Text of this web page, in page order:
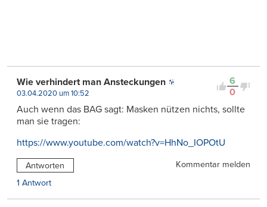
6
0
Wie verhindert man Ansteckungen
03.04.2020 um 10:52
Auch wenn das BAG sagt: Masken nützen nichts, sollte
man sie tragen:
https://www.youtube.com/watch?v=HhNo_IOPOtU
Antworten
Kommentar melden
1 Antwort